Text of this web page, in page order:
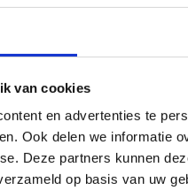
van cookies
en advertenties te
Ook delen we informatie
Deze partners kunnen
op basis van uw
bordjes, voert je door de
standbeeld Brillant op het
van de paardenfokkerij.